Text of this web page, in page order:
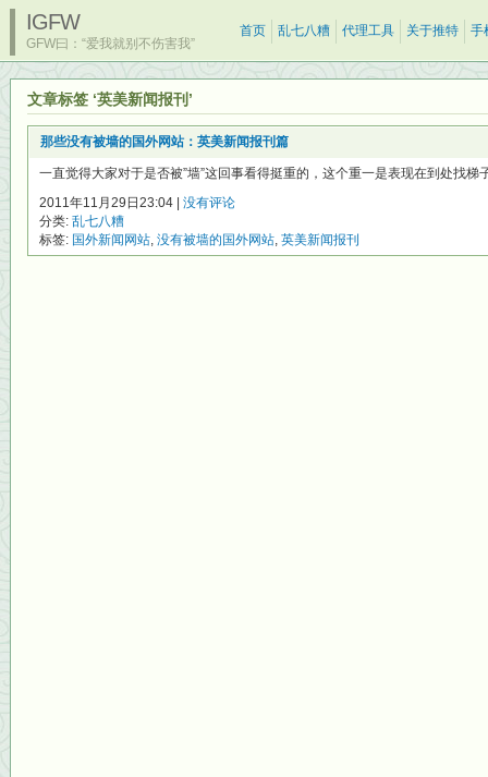
IGFW
GFW曰：“爱我就别不伤害我”
首页 乱七八糟 代理工具 关于推特 手
文章标签 ‘英美新闻报刊’
那些没有被墙的国外网站：英美新闻报刊篇
一直觉得大家对于是否被”墙”这回事看得挺重的，这个重一是表现在到处找
2011年11月29日23:04 | 没有评论
分类: 乱七八糟
标签: 国外新闻网站, 没有被墙的国外网站, 英美新闻报刊